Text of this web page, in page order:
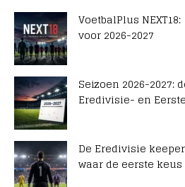
VoetbalPlus
voor 2026-2027
Seizoen 2026-2027:
Eredivisie- en
De Eredivisie
waar de eerste